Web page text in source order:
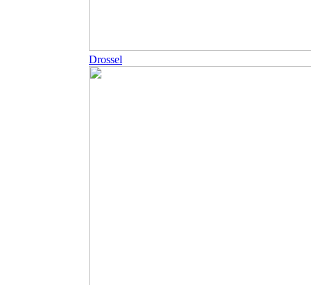
Drossel